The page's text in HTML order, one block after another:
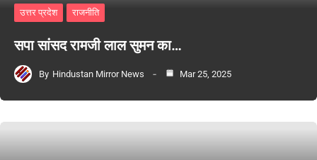
उत्तर प्रदेश राजनीति
सपा सांसद रामजी लाल सुमन का…
By Hindustan Mirror News Mar 25, 2025